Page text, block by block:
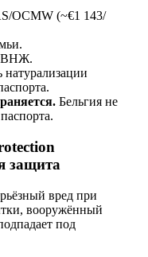
OCMW (~€1 143/
ВНЖ.
Бельгия не
защита
вред при
вооружённый
под